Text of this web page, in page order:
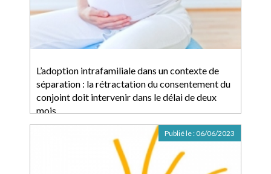
L’adoption intrafamiliale dans un contexte de
séparation : la rétractation du consentement du
conjoint doit intervenir dans le délai de deux
mois
Publié le : 06/06/2023